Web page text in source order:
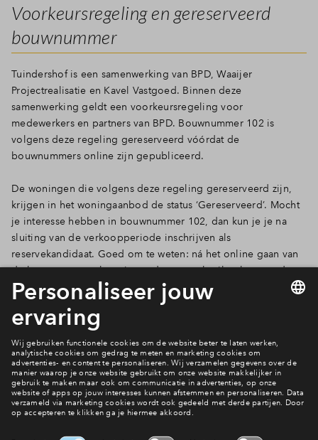
Voorkeursregeling en gereserveerd
bouwnummer
Tuindershof is een samenwerking van BPD, Waaijer
Projectrealisatie en Kavel Vastgoed. Binnen deze
samenwerking geldt een voorkeursregeling voor
medewerkers en partners van BPD. Bouwnummer 102 is
volgens deze regeling gereserveerd vóórdat de
bouwnummers online zijn gepubliceerd.
De woningen die volgens deze regeling gereserveerd zijn,
krijgen in het woningaanbod de status ‘Gereserveerd’. Mocht
je interesse hebben in bouwnummer 102, dan kun je je na
sluiting van de verkoopperiode inschrijven als
reservekandidaat. Goed om te weten: ná het online gaan van
de bouwnummers kan niemand meer gebruikmaken van de
voorkeursregeling. Je kunt er dus op vertrouwen dat alle
andere woningen bij start verkoop daadwerkelijk beschikbaar
zijn.
Hoe werkt het kopen van een woning?
Bekijk de woning kopen pagina